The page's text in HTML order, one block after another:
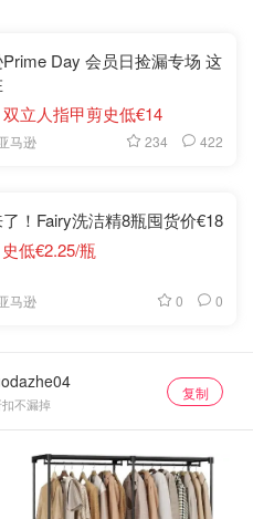
Day 会员日捡漏专场 这
立人指甲剪史低€14
马逊 234 422
！Fairy洗洁精8瓶囤货价€18
低€2.25/瓶
马逊 0 0
不漏掉
复制